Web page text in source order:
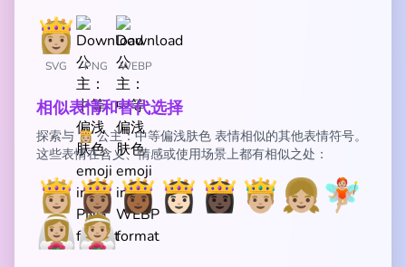
SVG PNG WEBP
相似表情和替代选择
探索与 👸🏼 公主：中等偏浅肤色 表情相似的其他表情符号。
这些表情在含义、情感或使用场景上都有相似之处：
👸🏼👸🏽👸🏾👸🏻 👸🏿 🤴🏼👧🏼🧚🏼
👰🏼‍♀️👰🏼